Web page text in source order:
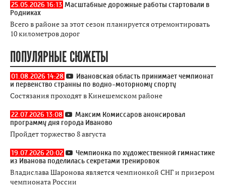
25.05.2026 16:13 Масштабные дорожные работы стартовали в
Родниках
Всего в районе за этот сезон планируется отремонтировать
10 километров дорог
ПОПУЛЯРНЫЕ СЮЖЕТЫ
01.08.2026 14:28
Ивановская область принимает чемпионат
и первенство странны по водно-моторному спорту
Состязания проходят в Кинешемском районе
22.07.2026 13:08
Максим Комиссаров анонсировал
программу дня города Иваново
Пройдет торжество 8 августа
19.07.2026 20:02
Чемпионка по художественной гимнастике
из Иванова поделилась секретами тренировок
Владислава Шаронова является чемпионкой СНГ и призером
чемпионата России